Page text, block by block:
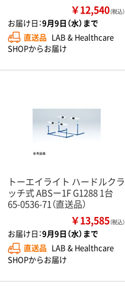
￥12,540（税込）
お届け日：9月9日（水）まで
直送品 LAB & Healthcare
SHOPからお届け
トーエイライト ハードルクラ
ッチ式 ABSー1F G1288 1台
65-0536-71（直送品）
￥13,585（税込）
お届け日：9月9日（水）まで
直送品 LAB & Healthcare
SHOPからお届け